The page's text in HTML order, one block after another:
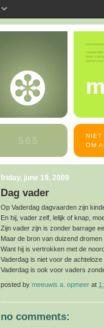
NIET
OM
friday, june 19, 2009
Dag vader
Op Vaderdag dagvaarden zijn
En hij, vader zelf, lelijk of knap,
Zijn vader zijn is zonder barrage
Maar de bron van duizend
Want hij is vertrokken met de
Vaderdag is niet voor de
Vaderdag is ook voor vaders
posted by meeuwis a. opmeer at
no comments: